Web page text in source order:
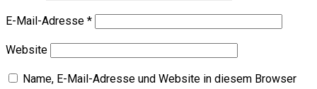
E-Mail-Adresse *
Website
Name, E-Mail-Adresse und Website in diesem Browser